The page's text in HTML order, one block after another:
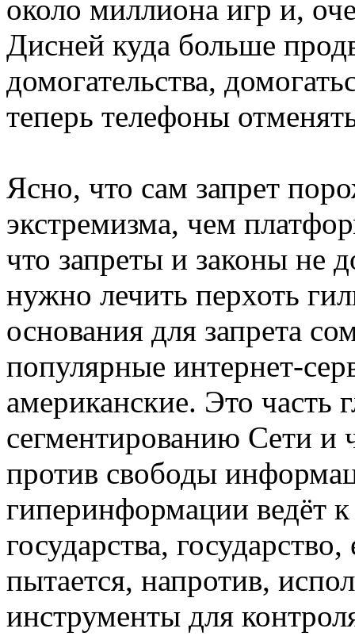
около миллиона игр и,
Дисней куда больше
домогательства,
теперь телефоны
Ясно, что сам запрет
экстремизма, чем
что запреты и законы не
нужно лечить перхоть
основания для запрета
популярные интернет-
американские. Это часть
сегментированию Сети и
против свободы
гиперинформации ведёт
государства,
пытается, напротив,
инструменты для